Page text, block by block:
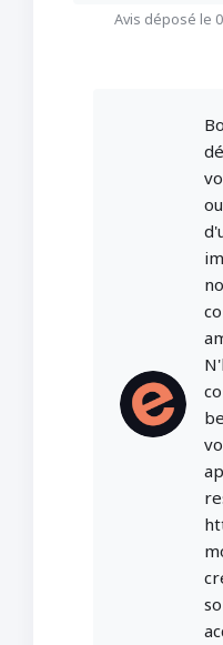
Avis déposé le